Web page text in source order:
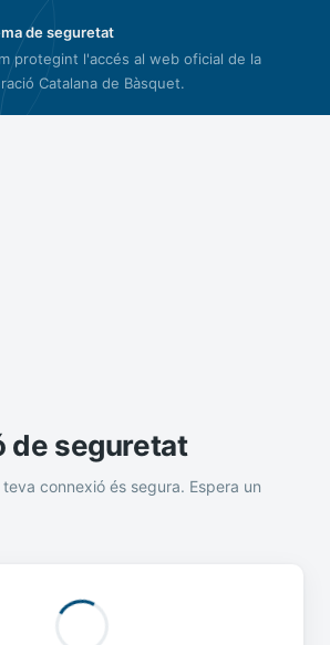
de seguretat
protegint l'accés al web oficial de la
Catalana de Bàsquet.
de seguretat
connexió és segura. Espera un